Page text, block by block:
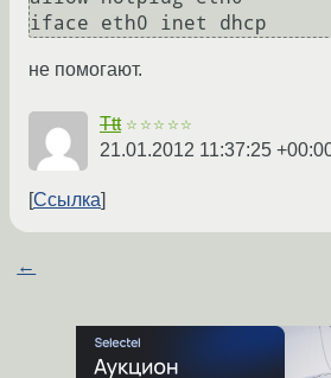
не помогают.
Ttt ☆☆☆☆☆
21.01.2012 11:37:25
Ссылка
←